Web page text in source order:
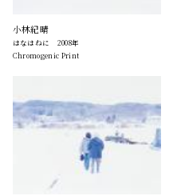
小林紀晴
はなはねに 2008年
Chromogenic Print